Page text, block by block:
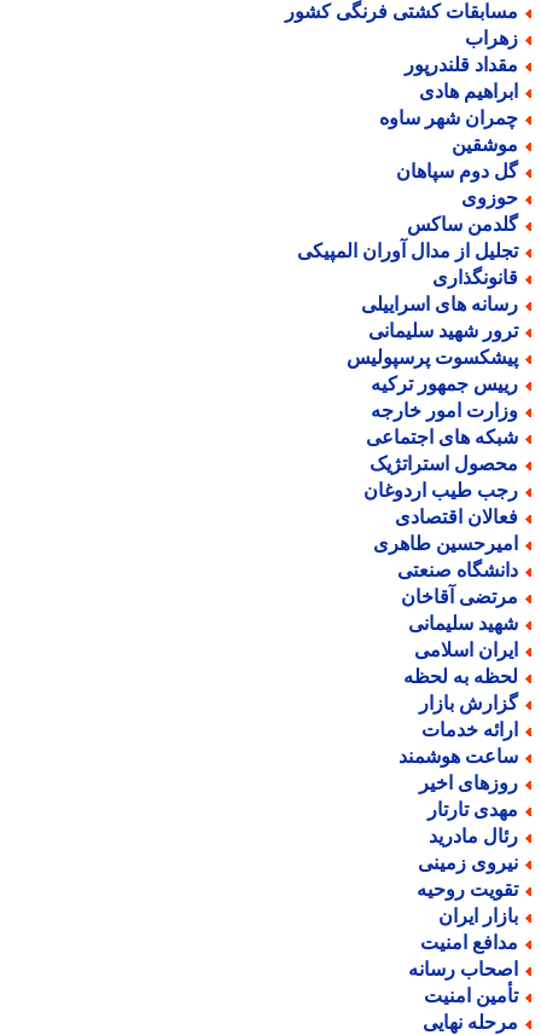
کشتی فرنگی کشور
قلندرپور
هادی
شهر ساوه
دوم سپاهان
ساکس
از مدال آوران المپیکی
های اسراییلی
شهید سلیمانی
پرسپولیس
جمهور ترکیه
امور خارجه
های اجتماعی
استراتژیک
طیب اردوغان
اقتصادی
طاهری
صنعتی
آقاخان
سلیمانی
اسلامی
به لحظه
بازار
خدمات
هوشمند
اخیر
تارتار
مادرید
زمینی
روحیه
ایران
امنیت
رسانه
امنیت
نهایی